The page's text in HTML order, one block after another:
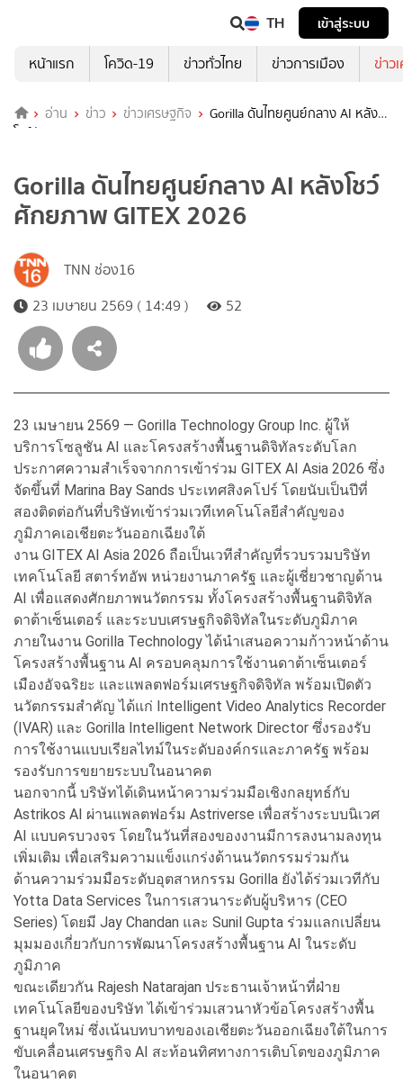
TH
เข้าสู่ระบบ
หน้าแรก
โควิด-19 ข่าวทั่วไทย ข่าวการเมือง ข่าว
อ่าน ข่าว ข่าวเศรษฐกิจ
Gorilla ดันไทยศูนย์กลาง AI หลัง
โชว์ศักยภาพ GITEX 2026
Gorilla ดันไทยศูนย์กลาง AI หลังโชว์
ศักยภาพ GITEX 2026
TNN ช่อง16
23 เมษายน 2569 ( 14:49 )
52
23 เมษายน 2569 — Gorilla Technology Group Inc. ผู้ให้
บริการโซลูชัน AI และโครงสร้างพื้นฐานดิจิทัลระดับโลก
ประกาศความสำเร็จจากการเข้าร่วม GITEX AI Asia 2026 ซึ่ง
จัดขึ้นที่ Marina Bay Sands ประเทศสิงคโปร์ โดยนับเป็นปีที่
สองติดต่อกันที่บริษัทเข้าร่วมเวทีเทคโนโลยีสำคัญของ
ภูมิภาคเอเชียตะวันออกเฉียงใต้
งาน GITEX AI Asia 2026 ถือเป็นเวทีสำคัญที่รวบรวมบริษัท
เทคโนโลยี สตาร์ทอัพ หน่วยงานภาครัฐ และผู้เชี่ยวชาญด้าน
AI เพื่อแสดงศักยภาพนวัตกรรม ทั้งโครงสร้างพื้นฐานดิจิทัล
ดาต้าเซ็นเตอร์ และระบบเศรษฐกิจดิจิทัลในระดับภูมิภาค
ภายในงาน Gorilla Technology ได้นำเสนอความก้าวหน้าด้าน
โครงสร้างพื้นฐาน AI ครอบคลุมการใช้งานดาต้าเซ็นเตอร์
เมืองอัจฉริยะ และแพลตฟอร์มเศรษฐกิจดิจิทัล พร้อมเปิดตัว
นวัตกรรมสำคัญ ได้แก่ Intelligent Video Analytics Recorder
(IVAR) และ Gorilla Intelligent Network Director ซึ่งรองรับ
การใช้งานแบบเรียลไทม์ในระดับองค์กรและภาครัฐ พร้อม
รองรับการขยายระบบในอนาคต
นอกจากนี้ บริษัทได้เดินหน้าความร่วมมือเชิงกลยุทธ์กับ
Astrikos AI ผ่านแพลตฟอร์ม Astriverse เพื่อสร้างระบบนิเวศ
AI แบบครบวงจร โดยในวันที่สองของงานมีการลงนามลงทุน
เพิ่มเติม เพื่อเสริมความแข็งแกร่งด้านนวัตกรรมร่วมกัน
ด้านความร่วมมือระดับอุตสาหกรรม Gorilla ยังได้ร่วมเวทีกับ
Yotta Data Services ในการเสวนาระดับผู้บริหาร (CEO
Series) โดยมี Jay Chandan และ Sunil Gupta ร่วมแลกเปลี่ยน
มุมมองเกี่ยวกับการพัฒนาโครงสร้างพื้นฐาน AI ในระดับ
ภูมิภาค
ขณะเดียวกัน Rajesh Natarajan ประธานเจ้าหน้าที่ฝ่าย
เทคโนโลยีของบริษัท ได้เข้าร่วมเสวนาหัวข้อโครงสร้างพื้น
ฐานยุคใหม่ ซึ่งเน้นบทบาทของเอเชียตะวันออกเฉียงใต้ในการ
ขับเคลื่อนเศรษฐกิจ AI สะท้อนทิศทางการเติบโตของภูมิภาค
ในอนาคต